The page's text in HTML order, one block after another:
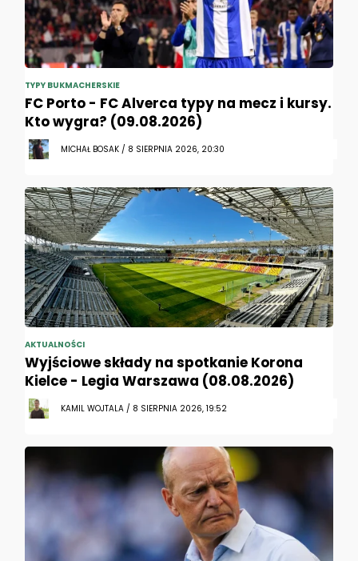
TYPY BUKMACHERSKIE
FC Porto - FC Alverca typy na mecz i kursy.
Kto wygra? (09.08.2026)
MICHAŁ BOSAK / 8 SIERPNIA 2026, 20:30
AKTUALNOŚCI
Wyjściowe składy na spotkanie Korona
Kielce - Legia Warszawa (08.08.2026)
KAMIL WOJTALA / 8 SIERPNIA 2026, 19:52